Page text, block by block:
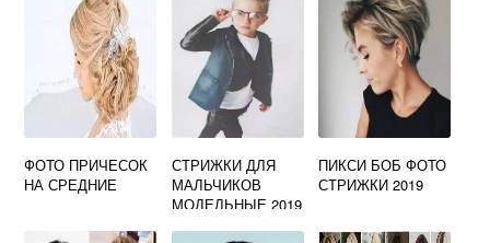
ФОТО ПРИЧЕСОК
НА СРЕДНИЕ
СТРИЖКИ ДЛЯ
МАЛЬЧИКОВ
МОДЕЛЬНЫЕ 2019
ПИКСИ БОБ ФОТО
СТРИЖКИ 2019